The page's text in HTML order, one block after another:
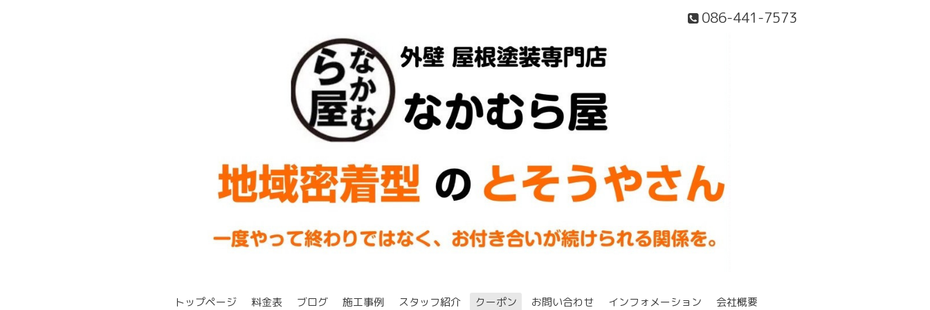
086-441-7573
トップページ 料金表 ブログ 施工事例 スタッフ紹介 クーポン お問い合わせ インフォメーション 会社概要